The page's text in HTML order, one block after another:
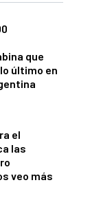
que
último en
el
las
veo más